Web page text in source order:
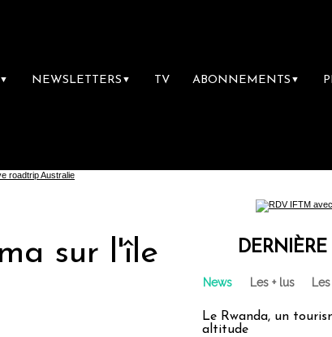
▼ NEWSLETTERS ▼ TV ABONNEMENTS ▼
sur l'île
DERNIÈRE
News Les + lus
Le Rwanda, un
altitude